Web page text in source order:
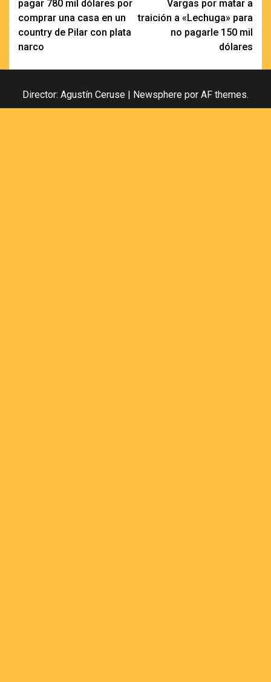
entradas
pagar 780 mil dólares por
comprar una casa en un
country de Pilar con plata
narco
Vargas por matar a
traición a «Lechuga» para
no pagarle 150 mil
dólares
Director: Agustín Ceruse | Newsphere por AF themes.